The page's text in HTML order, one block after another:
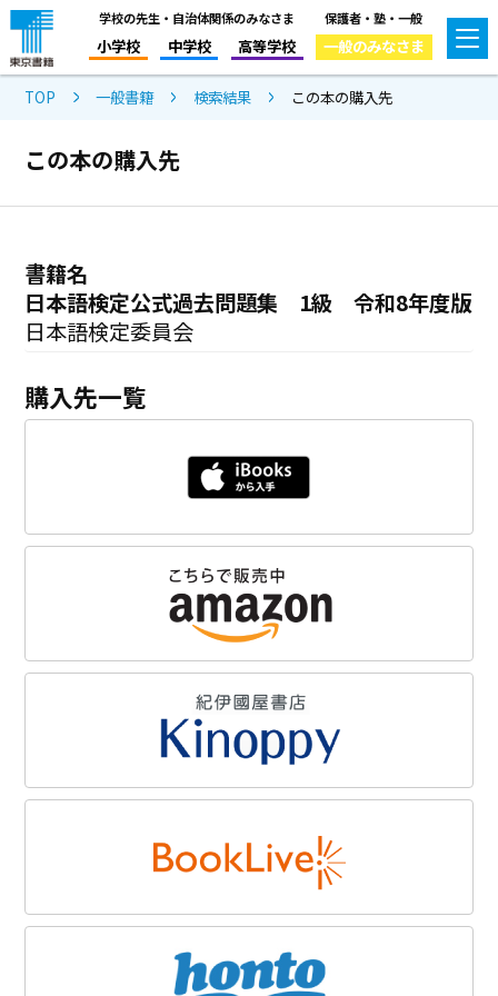
学校の先生・自治体関係のみなさま
小学校 中学校 高等学校
保護者・塾・一般
一般のみなさま
TOP 一般書籍 検索結果 この本の購入先
この本の購入先
書籍名
日本語検定公式過去問題集 1級 令和8年度版
日本語検定委員会
購入先一覧